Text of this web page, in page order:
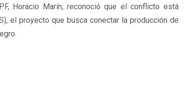
Horacio Marín, reconoció que el conflicto está
el proyecto que busca conectar la producción de